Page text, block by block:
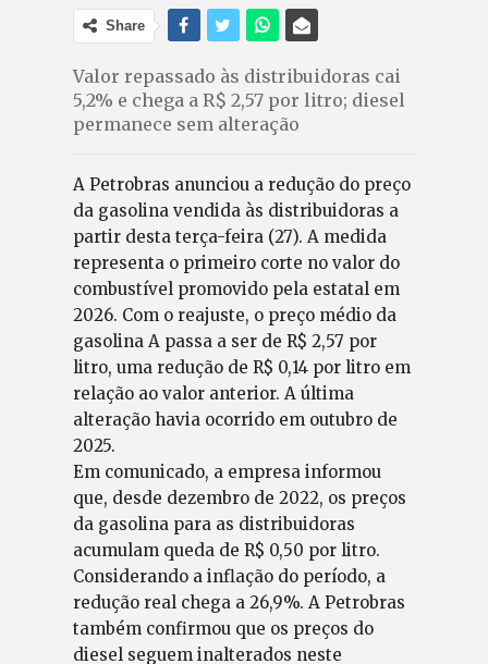
Share
Valor repassado às distribuidoras cai
5,2% e chega a R$ 2,57 por litro; diesel
permanece sem alteração
A Petrobras anunciou a redução do preço
da gasolina vendida às distribuidoras a
partir desta terça-feira (27). A medida
representa o primeiro corte no valor do
combustível promovido pela estatal em
2026. Com o reajuste, o preço médio da
gasolina A passa a ser de R$ 2,57 por
litro, uma redução de R$ 0,14 por litro em
relação ao valor anterior. A última
alteração havia ocorrido em outubro de
2025.
Em comunicado, a empresa informou
que, desde dezembro de 2022, os preços
da gasolina para as distribuidoras
acumulam queda de R$ 0,50 por litro.
Considerando a inflação do período, a
redução real chega a 26,9%. A Petrobras
também confirmou que os preços do
diesel seguem inalterados neste